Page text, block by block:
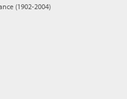
(1902-2004)